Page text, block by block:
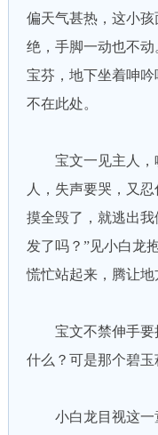
偏天气甚热，这小
绝，手脚一动也不
宝芬，地下坐着呻
不在此处。
宝文一见主人，
人，失声要哭，又
摸全毁了，就逃出
发了吗？”见小白龙
慌忙站起来，腾让地
宝文不禁伸手要
什么？可是那个碧
小白龙目视这一